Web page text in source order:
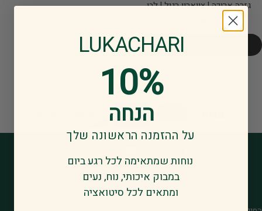
גזרה ארוכה | צווארון רגיל | לבן
תשלום מאובטח באמצעות
LUKACHARI
10%
הנחה
על ההזמנה הראשונה שלך
במבוק איכותי, נוח, נעים
ומתאים לכל סיטואציה